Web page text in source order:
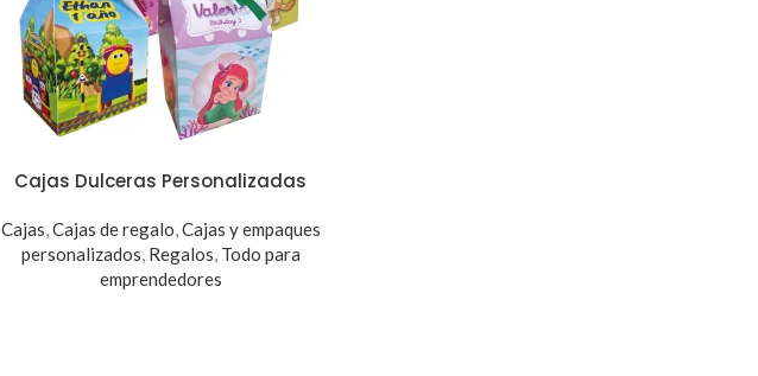
Cajas Dulceras Personalizadas
Cajas,Cajas de regalo,Cajas y empaques
personalizados, Regalos, Todo para
emprendedores